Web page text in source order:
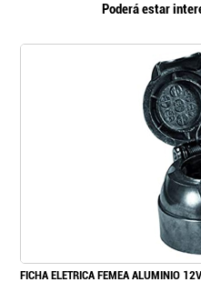
Poderá estar
FICHA ELETRICA FEMEA ALUMINIO